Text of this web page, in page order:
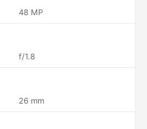
48 MP
f/1.8
26 mm